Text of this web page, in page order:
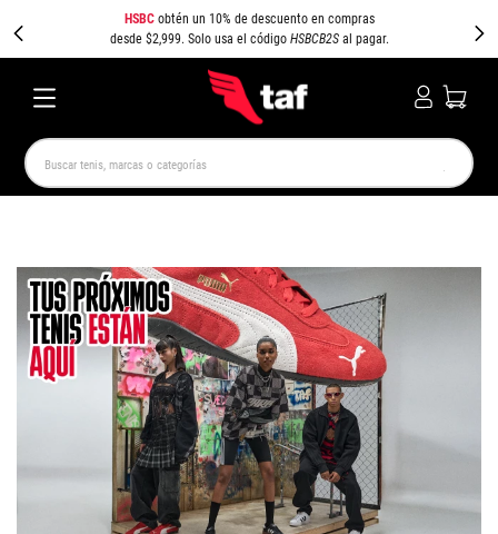
HSBCobtén un 10% de descuento en compras
desde $2,999. Solo usa el código HSBCB2Sal pagar.
Buscar tenis, marcas o categorías
SPEEDCAT JORDAN 1 CAMPUS
PUMA SPEEDCAT AIR MAX